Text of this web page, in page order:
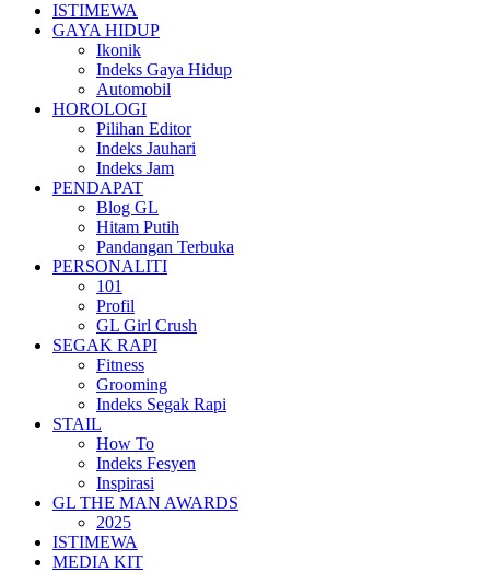
ISTIMEWA
GAYA HIDUP
Ikonik
Indeks Gaya Hidup
Automobil
HOROLOGI
Pilihan Editor
Indeks Jauhari
Indeks Jam
PENDAPAT
Blog GL
Hitam Putih
Pandangan Terbuka
PERSONALITI
101
Profil
GL Girl Crush
SEGAK RAPI
Fitness
Grooming
Indeks Segak Rapi
STAIL
How To
Indeks Fesyen
Inspirasi
GL THE MAN AWARDS
2025
ISTIMEWA
MEDIA KIT